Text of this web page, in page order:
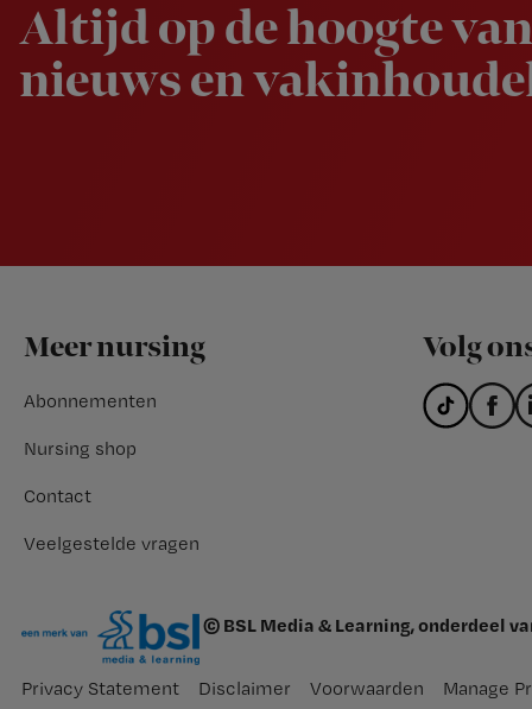
Altijd op de hoogte
nieuws en
Footer
Meer nursing
Abonnementen
Nursing shop
Contact
Veelgestelde vragen
Volg
© BSL Media & Learning, onderdeel
Privacy Statement Disclaimer Voorwaarden Manage